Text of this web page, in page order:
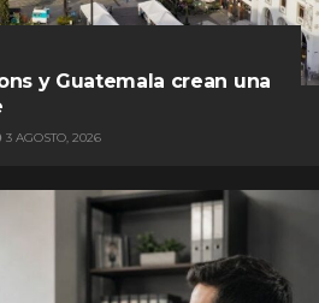
y Guatemala crean una
3 AGOSTO, 2026